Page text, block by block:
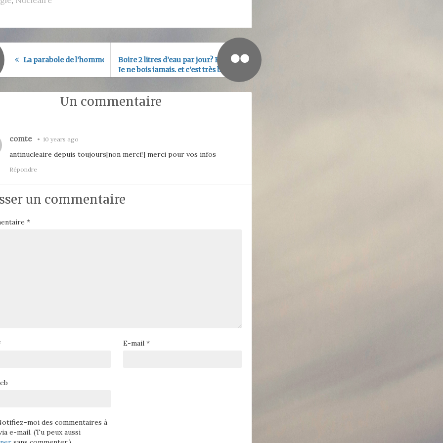
La parabole de l’homme d’affaires et du pêcheur
Boire 2 litres d’eau par jour? Foutaise !
Je ne bois jamais, et c’est très bien ainsi.
Je vous explique…
Un commentaire
comte • 10 years ago
antinucleaire depuis toujours[non merci!] merci pour vos infos
Répondre
un commentaire
*
E-mail *
moi des commentaires à
e-mail. (Tu peux aussi